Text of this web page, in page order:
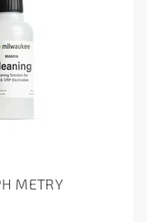
METRY